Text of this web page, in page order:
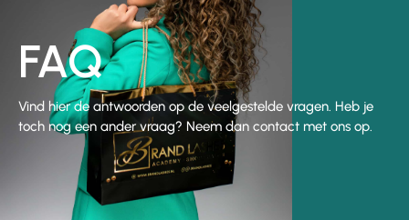
FAQ
Vind hier de antwoorden op de veelgestelde vragen. Heb je
toch nog een ander vraag? Neem dan contact met ons op.